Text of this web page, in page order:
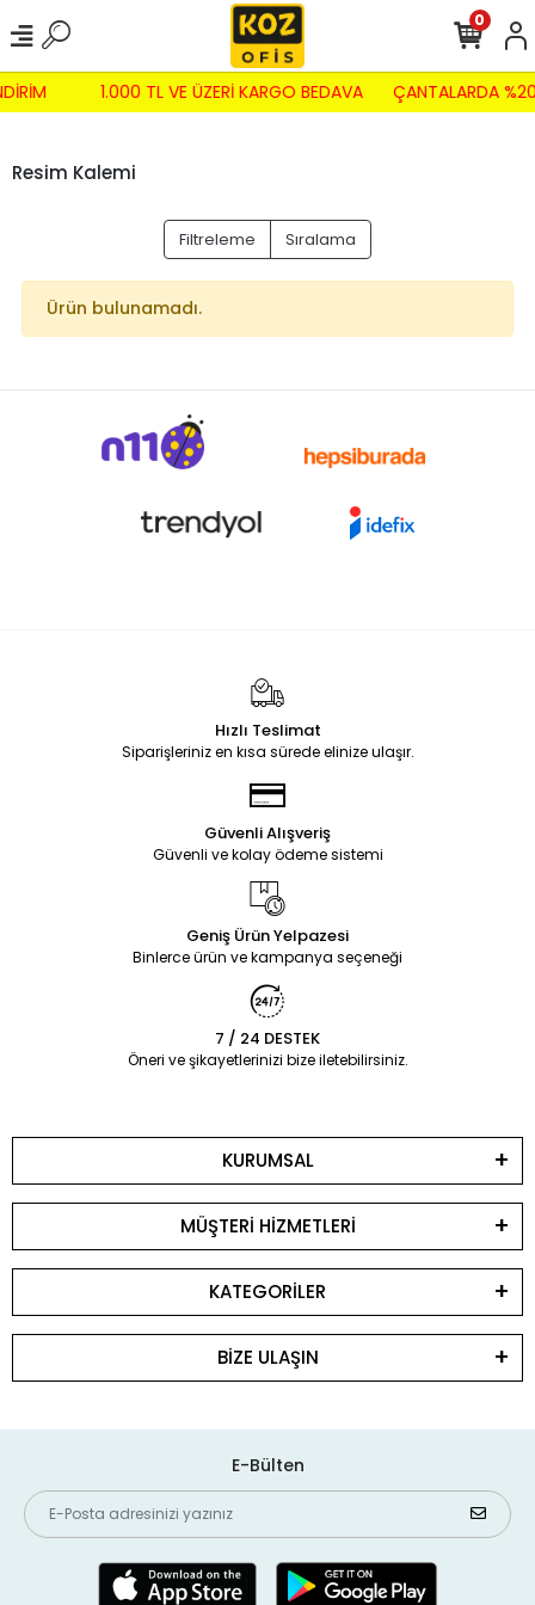
1.000 TL VE ÜZERİ KARGO BEDAVA ÇANTALARDA
0
Resim Kalemi
Filtreleme Sıralama
Ürün bulunamadı.
Hızlı Teslimat
Siparişleriniz en kısa sürede elinize ulaşır.
Güvenli Alışveriş
Güvenli ve kolay ödeme sistemi
Geniş Ürün Yelpazesi
Binlerce ürün ve kampanya seçeneği
7 / 24 DESTEK
Öneri ve şikayetlerinizi bize iletebilirsiniz.
KURUMSAL
MÜŞTERİ HİZMETLERİ
KATEGORİLER
BİZE ULAŞIN
E-Bülten